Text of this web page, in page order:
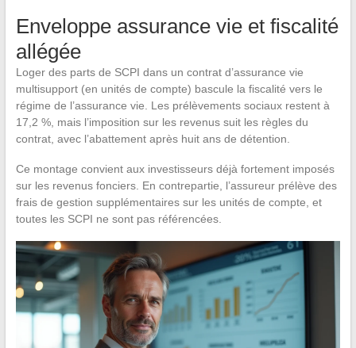
Enveloppe assurance vie et fiscalité
allégée
Loger des parts de SCPI dans un contrat d’assurance vie
multisupport (en unités de compte) bascule la fiscalité vers le
régime de l’assurance vie. Les prélèvements sociaux restent à
17,2 %, mais l’imposition sur les revenus suit les règles du
contrat, avec l’abattement après huit ans de détention.
Ce montage convient aux investisseurs déjà fortement imposés
sur les revenus fonciers. En contrepartie, l’assureur prélève des
frais de gestion supplémentaires sur les unités de compte, et
toutes les SCPI ne sont pas référencées.